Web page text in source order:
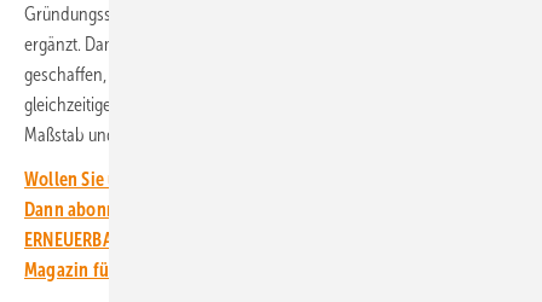
Gründungsstrukturen und die hochleistungsfähige Wellenmaschine
ergänzt. Damit werde eine weltweit einmalige Versuchseinrichtung
geschaffen, hieß es weiter. Forschende könnten künftig die
gleichzeitige Belastung aus Seegang und Strömung in großem
Maßstab und damit realitätsnah untersuchen.
Wollen Sie über die Energiewende auf dem Laufenden bleiben?
Dann abonnieren Sie einfach den kostenlosen Newsletter von
ERNEUERBARE ENERGIEN – dem größten verbandsunabhängigen
Magazin für erneuerbare Energien in Deutschland!